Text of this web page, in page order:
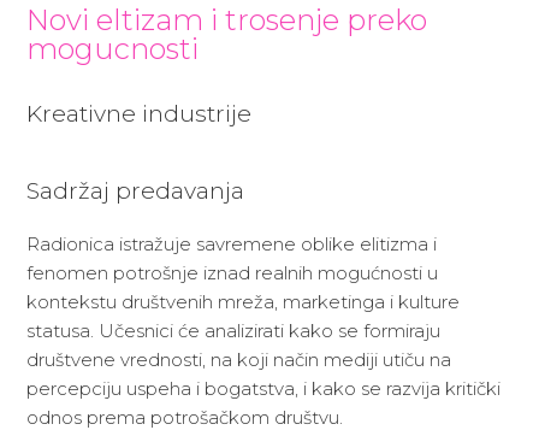
Novi eltizam i trosenje preko
mogucnosti
Kreativne industrije
Sadržaj predavanja
Radionica istražuje savremene oblike elitizma i
fenomen potrošnje iznad realnih mogućnosti u
kontekstu društvenih mreža, marketinga i kulture
statusa. Učesnici će analizirati kako se formiraju
društvene vrednosti, na koji način mediji utiču na
percepciju uspeha i bogatstva, i kako se razvija kritički
odnos prema potrošačkom društvu.